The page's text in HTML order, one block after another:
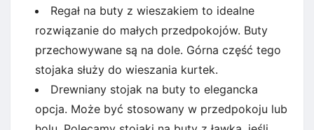
Regał na buty z wieszakiem to idealne
rozwiązanie do małych przedpokojów. Buty
przechowywane są na dole. Górna część tego
stojaka służy do wieszania kurtek.
Drewniany stojak na buty to elegancka
opcja. Może być stosowany w przedpokoju lub